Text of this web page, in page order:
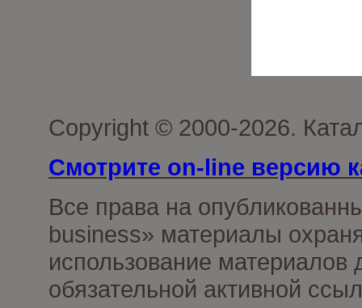
Copyright © 2000-2026.
Смотрите on-line версию
Все права на
business» материалы
использование материалов
обязательной активной